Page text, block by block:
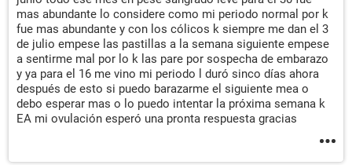
mas abundante lo considere como mi periodo normal por k
fue mas abundante y con los cólicos k siempre me dan el 3
de julio empese las pastillas a la semana siguiente empese
a sentirme mal por lo k las pare por sospecha de embarazo
y ya para el 16 me vino mi periodo l duró sinco días ahora
después de esto si puedo barazarme el siguiente mea o
debo esperar mas o lo puedo intentar la próxima semana k
EA mi ovulación esperó una pronta respuesta gracias